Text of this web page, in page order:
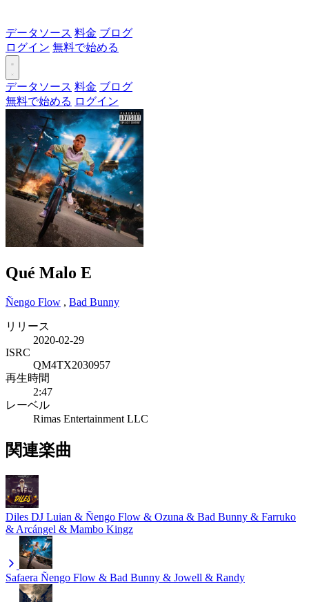
データソース 料金 ブログ
ログイン 無料で始める
データソース 料金 ブログ
無料で始める ログイン
Qué Malo E
Ñengo Flow , Bad Bunny
リリース
2020-02-29
ISRC
QM4TX2030957
再生時間
2:47
レーベル
Rimas Entertainment LLC
関連楽曲
Diles DJ Luian & Ñengo Flow & Ozuna & Bad Bunny & Farruko
& Arcángel & Mambo Kingz
Safaera Ñengo Flow & Bad Bunny & Jowell & Randy